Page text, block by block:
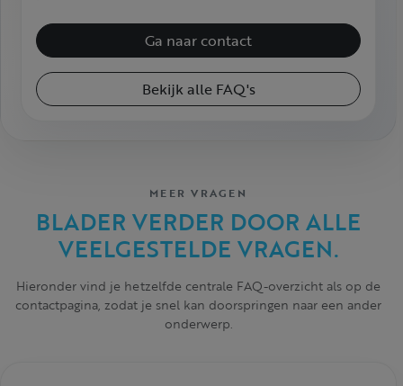
Ga naar contact
Bekijk alle FAQ's
MEER VRAGEN
BLADER VERDER DOOR ALLE
VEELGESTELDE VRAGEN.
Hieronder vind je hetzelfde centrale FAQ-overzicht als op de
contactpagina, zodat je snel kan doorspringen naar een ander
onderwerp.